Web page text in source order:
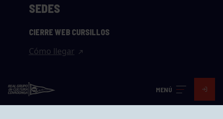
MENÚ
SEDES
CIERRE WEB CURSILLOS
Cómo llegar
Avd. Jesús Revuelta, 2 33204
Gijón - Asturias